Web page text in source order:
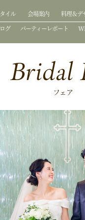
イル 会場案内 料理＆デ
グ パーティーレポート
Bridal
フェア